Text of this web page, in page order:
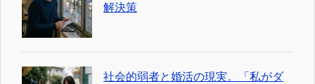
解決策
社会的弱者と婚活の現実。「私がダ